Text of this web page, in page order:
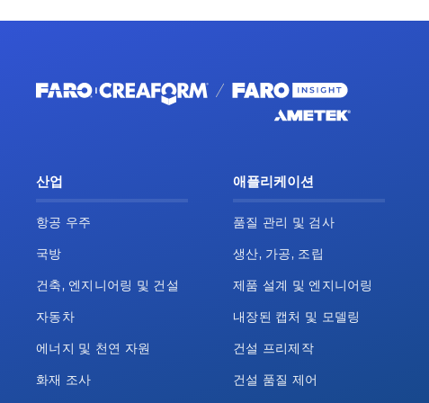
산업
항공 우주
국방
건축, 엔지니어링 및 건설
자동차
에너지 및 천연 자원
화재 조사
애플리케이션
품질 관리 및 검사
생산, 가공, 조립
제품 설계 및 엔지니어링
내장된 캡처 및 모델링
건설 프리제작
건설 품질 제어